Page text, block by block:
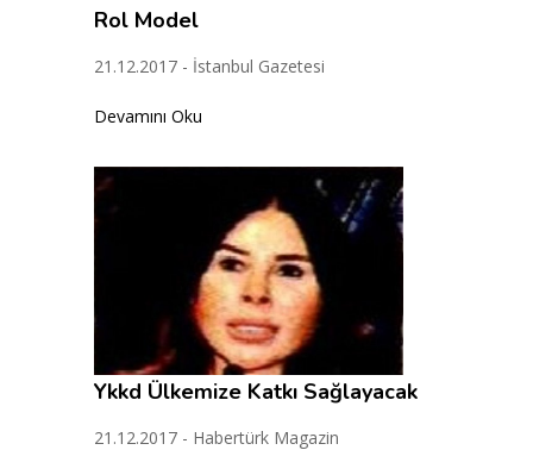
Rol Model
21.12.2017 - İstanbul Gazetesi
Devamını Oku
Ykkd Ülkemize Katkı Sağlayacak
21.12.2017 - Habertürk Magazin